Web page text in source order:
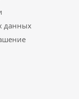
данных